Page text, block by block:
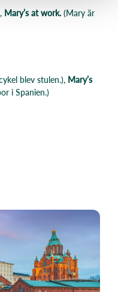
Mary’s at work.(Mary är
blev stulen.), Mary’s
i Spanien.)